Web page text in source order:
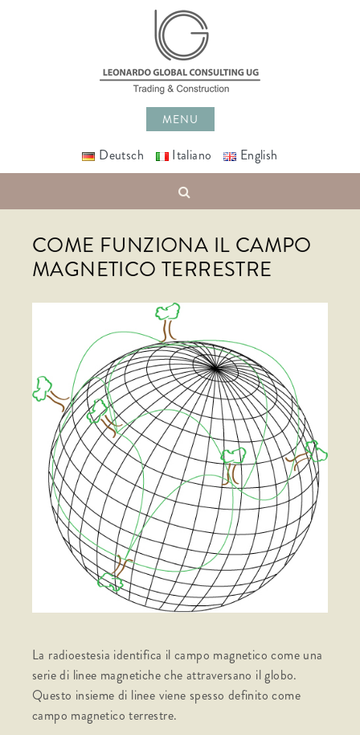
MENU
Deutsch Italiano English
COME FUNZIONA IL CAMPO
MAGNETICO TERRESTRE
La radioestesia identifica il campo magnetico come una
serie di linee magnetiche che attraversano il globo.
Questo insieme di linee viene spesso definito come
campo magnetico terrestre.